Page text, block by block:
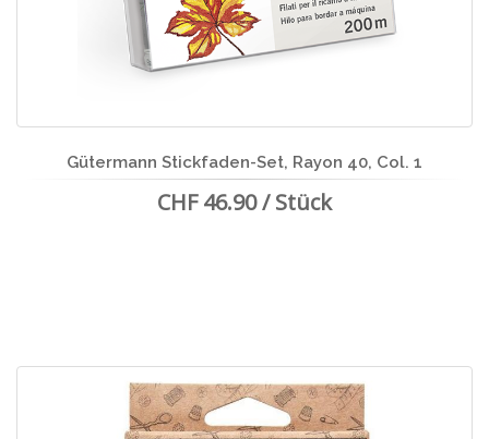
Gütermann Stickfaden-Set, Rayon 40, Col. 1
CHF 46.90 / Stück